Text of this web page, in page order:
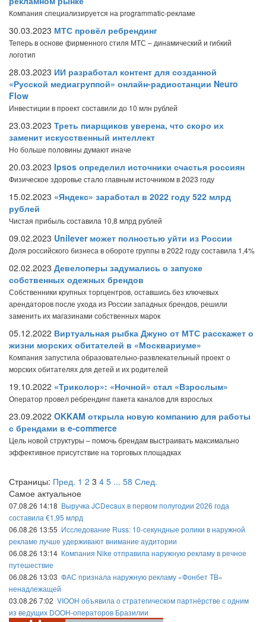
Компания специализируется на programmatic-рекламе
30.03.2023 МТС провёл ребрендинг
Теперь в основе фирменного стиля МТС – динамический и гибкий
логотип
28.03.2023 ИИ разработал контент для созданной
«Русской медиагруппой» онлайн-радиостанции Neuro
Flow
Инвестиции в проект составили до 10 млн рублей
23.03.2023 Треть пиарщиков уверена, что скоро их
заменит искусственный интеллект
Но больше половины думают иначе
20.03.2023 Ipsos определил источники счастья россиян
Физическое здоровье стало главным источником в 2023 году
15.02.2023 «Яндекс» заработал в 2022 году 522 млрд
рублей
Чистая прибыль составила 10,8 млрд рублей
09.02.2023 Unilever может полностью уйти из России
Доля российского бизнеса в обороте группы в 2022 году составила 1,4%
02.02.2023 Девелоперы задумались о запуске
собственных одежных брендов
Собственники крупных торгцентров, оставшись без ключевых
арендаторов после ухода из России западных брендов, решили
заменить их магазинами собственных марок
05.12.2022 Виртуальная рыбка Джуно от МТС расскажет о
жизни морских обитателей в «Москвариуме»
Компания запустила образовательно-развлекательный проект о
морских обитателях для детей и их родителей
19.10.2022 «Триколор»: «Ночной» стал «Взрослым»
Оператор провел ребрендинг пакета каналов для взрослых
23.09.2022 OKKAM открыла новую компанию для работы
с брендами в e-commerce
Цель новой структуры – помочь брендам выстраивать максимально
эффективное присутствие на торговых площадках
Страницы: Пред. 1 2 3 4 5 ... 58 След.
Самое актуальное
07.08.26 14:18 Выручка JCDecaux в первом полугодии 2026 года
составила €1,95 млрд
06.08.26 13:55 Исследование Russ: 10-секундные ролики в наружной
рекламе лучше удерживают внимание аудитории
06.08.26 13:14 Компания Nike отправила наружную рекламу в речное
путешествие
06.08.26 13:03 ФАС признала наружную рекламу «Фонбет ТВ»
ненадлежащей
03.08.26 7:02 VIOOH объявила о стратегическом партнёрстве с одним
из ведущих DOOH-операторов Бразилии